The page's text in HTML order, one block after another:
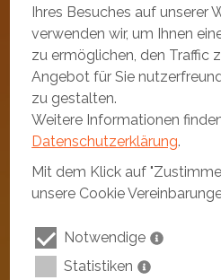
Ihres Besuches auf unserer
verwenden wir, um Ihnen
zu ermöglichen, den Traffic
Angebot für Sie
zu gestalten.
Weitere Informationen
Datenschutzerklärung.
Mit dem Klick auf
unsere Cookie
Notwendige
Statistiken